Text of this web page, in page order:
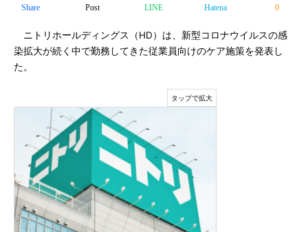
Share Post LINE Hatena 0
ニトリホールディングス（HD）は、新型コロナウイルスの感
染拡大が続く中で勤務してきた従業員向けのケア施策を発表し
た。